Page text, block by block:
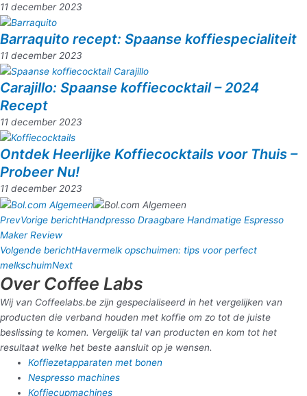
11 december 2023
Barraquito recept: Spaanse koffiespecialiteit
11 december 2023
Carajillo: Spaanse koffiecocktail – 2024
Recept
11 december 2023
Ontdek Heerlijke Koffiecocktails voor Thuis –
Probeer Nu!
11 december 2023
PrevVorige berichtHandpresso Draagbare Handmatige Espresso
Maker Review
Volgende berichtHavermelk opschuimen: tips voor perfect
melkschuimNext
Over Coffee Labs
Wij van Coffeelabs.be zijn gespecialiseerd in het vergelijken van
producten die verband houden met koffie om zo tot de juiste
beslissing te komen. Vergelijk tal van producten en kom tot het
resultaat welke het beste aansluit op je wensen.
Koffiezetapparaten met bonen
Nespresso machines
Koffiecupmachines